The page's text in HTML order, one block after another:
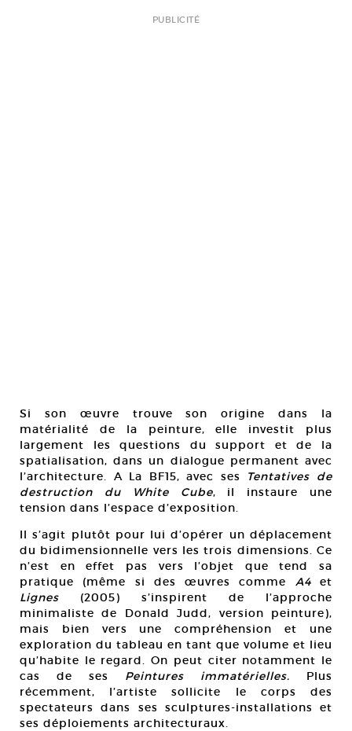
PUBLICITÉ
Si son œuvre trouve son origine dans la
matérialité de la peinture, elle investit plus
largement les questions du support et de la
spatialisation, dans un dialogue permanent avec
l’architecture. A La BF15, avec ses Tentatives de
destruction du White Cube, il instaure une
tension dans l’espace d’exposition.
Il s’agit plutôt pour lui d’opérer un déplacement
du bidimensionnelle vers les trois dimensions. Ce
n’est en effet pas vers l’objet que tend sa
pratique (même si des œuvres comme A4et
Lignes (2005) s’inspirent de l’approche
minimaliste de Donald Judd, version peinture),
mais bien vers une compréhension et une
exploration du tableau en tant que volume et lieu
qu’habite le regard. On peut citer notamment le
cas de ses
Peintures immatérielles. Plus
récemment, l’artiste sollicite le corps des
spectateurs dans ses sculptures-installations et
ses déploiements architecturaux.